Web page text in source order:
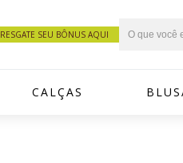
RESGATE SEU BÔNUS AQUI
CALÇAS